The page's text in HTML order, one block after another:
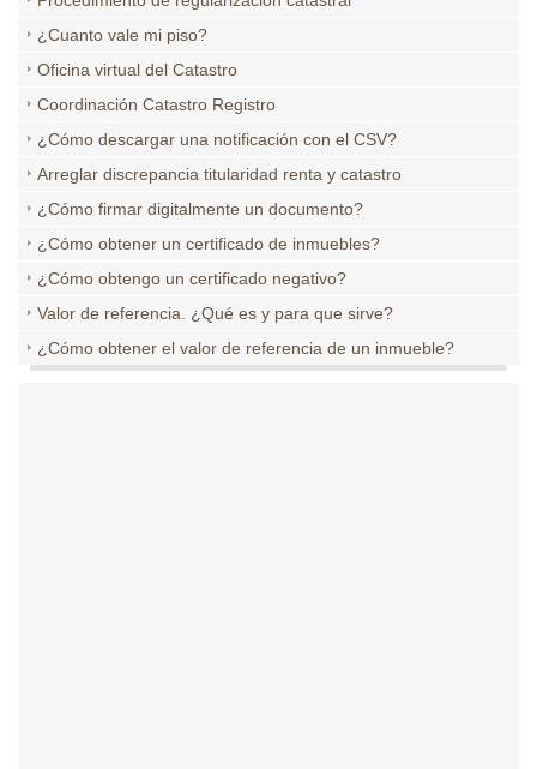
¿Cuanto vale mi piso?
Oficina virtual del Catastro
Coordinación Catastro Registro
¿Cómo descargar una notificación con el CSV?
Arreglar discrepancia titularidad renta y catastro
¿Cómo firmar digitalmente un documento?
¿Cómo obtener un certificado de inmuebles?
¿Cómo obtengo un certificado negativo?
Valor de referencia. ¿Qué es y para que sirve?
¿Cómo obtener el valor de referencia de un inmueble?